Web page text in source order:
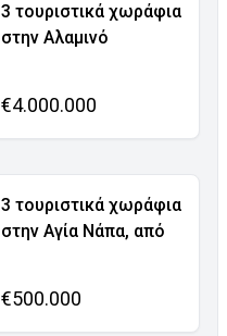
3 τουριστικά χωράφια
στην Αλαμινό
€4.000.000
3 τουριστικά χωράφια
στην Αγία Νάπα, από
€500.000